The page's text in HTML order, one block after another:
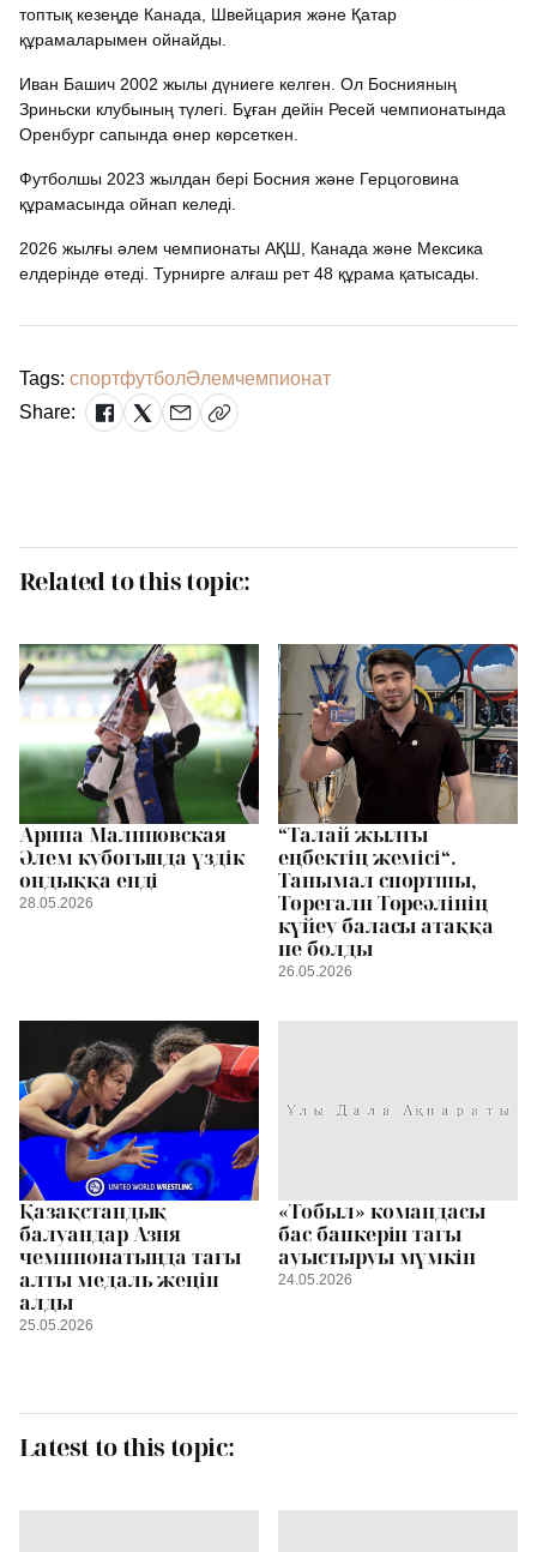
топтық кезеңде Канада, Швейцария және Қатар
құрамаларымен ойнайды.
Иван Башич 2002 жылы дүниеге келген. Ол Боснияның
Зриньски клубының түлегі. Бұған дейін Ресей чемпионатында
Оренбург сапында өнер көрсеткен.
Футболшы 2023 жылдан бері Босния және Герцоговина
құрамасында ойнап келеді.
2026 жылғы әлем чемпионаты АҚШ, Канада және Мексика
елдерінде өтеді. Турнирге алғаш рет 48 құрама қатысады.
Tags: спортфутболӘлемчемпионат
Share:
Related to this topic:
Арина Малиновская
Әлем кубогында үздік
ондыққа енді
28.05.2026
“Талай жылғы
еңбектің жемісі“.
Танымал спортшы,
Төреғали Төреәлінің
күйеу баласы атаққа
ие болды
26.05.2026
Қазақстандық
балуандар Азия
чемпионатында тағы
алты медаль жеңіп
алды
25.05.2026
«Тобыл» командасы
бас бапкерін тағы
ауыстыруы мүмкін
24.05.2026
Latest to this topic: